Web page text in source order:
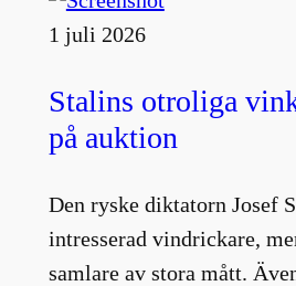
1 juli 2026
Stalins otroliga
på auktion
Den ryske diktatorn Josef
intresserad vindrickare,
samlare av stora mått.